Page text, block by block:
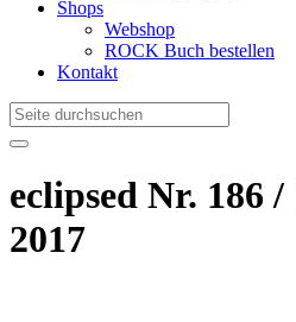
Shops
Webshop
ROCK Buch bestellen
Kontakt
eclipsed Nr. 186 /
2017